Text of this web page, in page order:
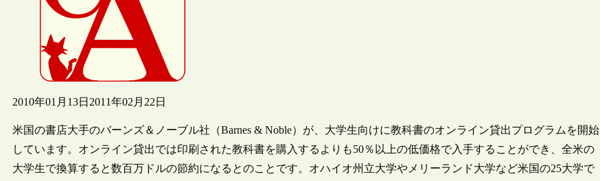
2010年01月13日 2011年02月22日
米国の書店大手のバーンズ＆ノーブル社（Barnes & Noble）が、大学生向けに教科書のオンライン貸出プログラムを開始
しています。オンライン貸出では印刷された教科書を購入するよりも50％以上の低価格で入手することができ、全米の
大学生で換算すると数百万ドルの節約になるとのことです。オハイオ州立大学やメリーランド大学など米国の25大学で